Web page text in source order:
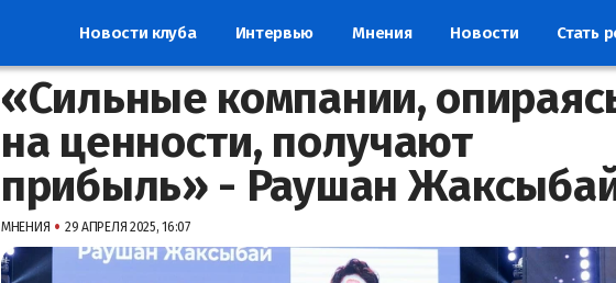
Новости клуба Интервью Мнения Новости Стать
«Сильные компании,
на ценности, получают
прибыль» - Раушан
МНЕНИЯ • 29 АПРЕЛЯ 2025, 16:07